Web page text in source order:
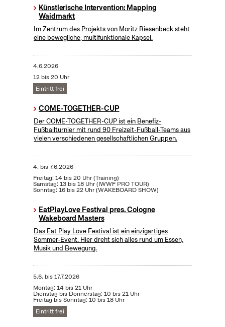
Künstlerische Intervention: Mapping
Waidmarkt
Im Zentrum des Projekts von Moritz Riesenbeck steht
eine bewegliche, multifunktionale Kapsel.
4.6.2026
12 bis 20 Uhr
Eintritt frei
COME-TOGETHER-CUP
Der COME-TOGETHER-CUP ist ein Benefiz-
Fußballturnier mit rund 90 Freizeit-Fußball-Teams aus
vielen verschiedenen gesellschaftlichen Gruppen.
4. bis7.6.2026
Freitag: 14 bis 20 Uhr (Training)
Samstag: 13 bis 18 Uhr (IWWF PRO TOUR)
Sonntag: 16 bis 22 Uhr (WAKEBOARD SHOW)
EatPlayLove Festival pres. Cologne
Wakeboard Masters
Das Eat Play Love Festival ist ein einzigartiges
Sommer-Event. Hier dreht sich alles rund um Essen,
Musik und Bewegung.
5.6. bis17.7.2026
Montag: 14 bis 21 Uhr
Dienstag bis Donnerstag: 10 bis 21 Uhr
Freitag bis Sonntag: 10 bis 18 Uhr
Eintritt frei